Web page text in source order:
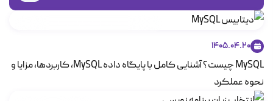
1405.04.20
MySQL چیست؟ آشنایی کامل با پایگاه داده MySQL، کاربردها، مزایا و
نحوه عملکرد